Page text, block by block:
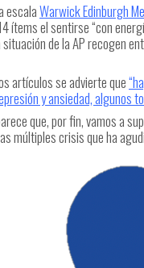
escalaWarwick Edinburgh
ítems el sentirse “con
de la AP recogen
artículos se advierte que
y ansiedad,
que, por fin, vamos a
múltiples crisis que ha